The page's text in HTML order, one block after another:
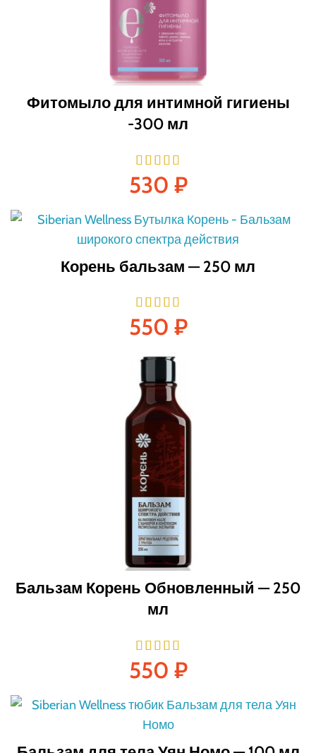
Фитомыло для интимной гигиены
-300 мл
530 ₽
Корень бальзам — 250 мл
550 ₽
Бальзам Корень Обновленный — 250
мл
550 ₽